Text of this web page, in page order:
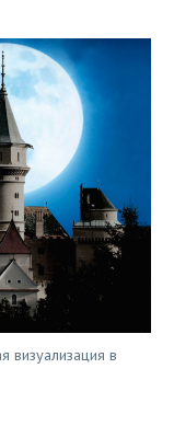
визуализация в